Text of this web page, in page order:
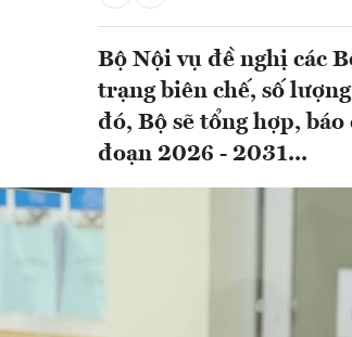
Bộ Nội vụ đề nghị các
trạng biên chế, số
đó, Bộ sẽ tổng hợp,
đoạn 2026 - 2031...